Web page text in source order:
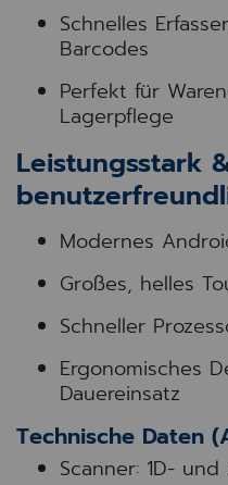
Schnelles
Barcodes
Perfekt für
Lagerpflege
Leistungsstark
Modernes
Großes, helles
Schneller
Ergonomisches
Dauereinsatz
Technische Daten
Scanner: 1D-